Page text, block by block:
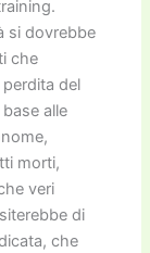
si dovrebbe
che
del
alle
morti,
veri
di
che